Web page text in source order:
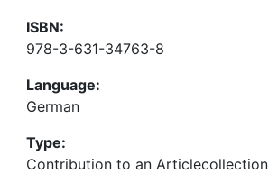
ISBN:
978-3-631-34763-8
Language:
German
Type:
Contribution to an Articlecollection